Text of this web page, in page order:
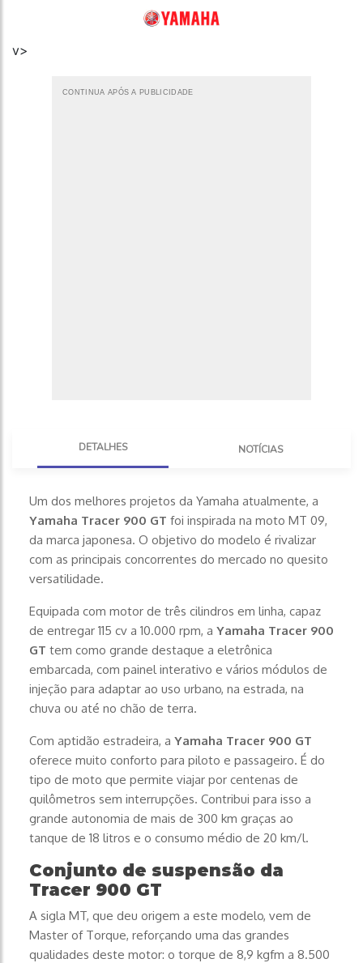
v>
CONTINUA APÓS A PUBLICIDADE
DETALHES NOTÍ­CIAS
Um dos melhores projetos da Yamaha atualmente, a
Yamaha Tracer 900 GT foi inspirada na moto MT 09,
da marca japonesa. O objetivo do modelo é rivalizar
com as principais concorrentes do mercado no quesito
versatilidade.
Equipada com motor de três cilindros em linha, capaz
de entregar 115 cv a 10.000 rpm, a Yamaha Tracer 900
GT tem como grande destaque a eletrônica
embarcada, com painel interativo e vários módulos de
injeção para adaptar ao uso urbano, na estrada, na
chuva ou até no chão de terra.
Com aptidão estradeira, a Yamaha Tracer 900 GT
oferece muito conforto para piloto e passageiro. É do
tipo de moto que permite viajar por centenas de
quilômetros sem interrupções. Contribui para isso a
grande autonomia de mais de 300 km graças ao
tanque de 18 litros e o consumo médio de 20 km/l.
Conjunto de suspensão da
Tracer 900 GT
A sigla MT, que deu origem a este modelo, vem de
Master of Torque, reforçando uma das grandes
qualidades deste motor: o torque de 8,9 kgfm a 8.500